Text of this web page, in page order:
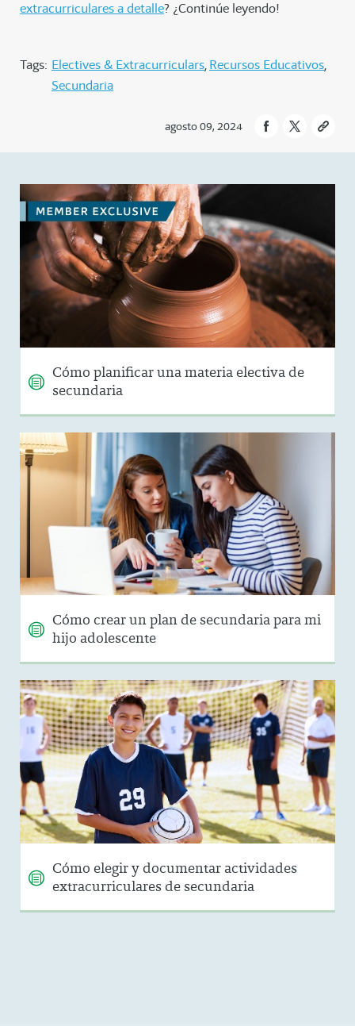
extracurriculares a detalle? ¿Continúe leyendo!
Tags: Electives & Extracurriculars Recursos Educativos
Secundaria
agosto 09, 2024
Cómo planificar una materia electiva de
secundaria
Cómo crear un plan de secundaria para mi
hijo adolescente
Cómo elegir y documentar actividades
extracurriculares de secundaria